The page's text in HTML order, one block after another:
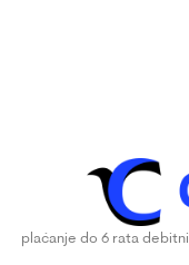
plaćanje do 6 rata